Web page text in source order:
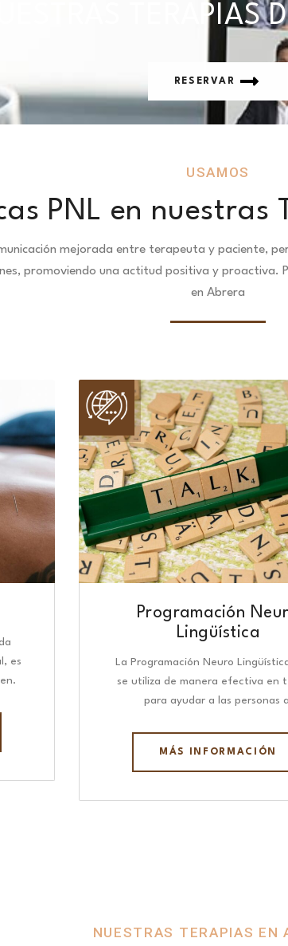
TERAPIAS
RESERVAR
USAMOS
PNL en nuestras
mejorada entre terapeuta y paciente,
promoviendo una actitud positiva y proactiva.
en Abrera
es
Programación
Lingüística​
La Programación Neuro
se utiliza de manera efectiva en
para ayudar a las personas
MÁS INFORMACIÓN
NUESTRAS TERAPIAS EN